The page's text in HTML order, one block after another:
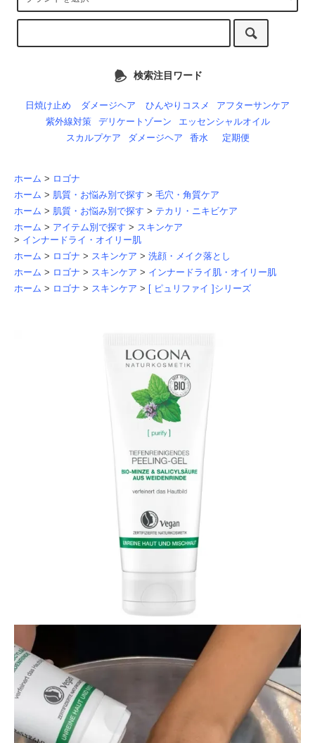
検索注目ワード
日焼け止め ダメージヘア ひんやりコスメ
アフターサンケア
紫外線対策
デリケートゾーン
エッセンシャルオイル
スカルプケア
ダメージヘア 香水 定期便
ホーム > ロゴナ
ホーム > 肌質・お悩み別で探す > 毛穴・角質ケア
ホーム > 肌質・お悩み別で探す > テカリ・ニキビケア
ホーム > アイテム別で探す > スキンケア
> インナードライ・オイリー肌
ホーム > ロゴナ > スキンケア > 洗顔・メイク落とし
ホーム > ロゴナ > スキンケア > インナードライ肌・オイリー肌
ホーム > ロゴナ > スキンケア > [ ピュリファイ ]シリーズ